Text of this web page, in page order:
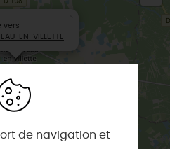
vers
EN-VILLETTE
de navigation et